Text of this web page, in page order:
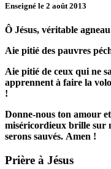
Enseigné le 2 août 2013
Ô Jésus, véritable
Aie pitié des pauvres
Aie pitié de ceux qui ne
apprennent à faire la
!
Donne-nous ton amour
miséricordieux brille sur
serons sauvés. Amen !
Prière à Jésus